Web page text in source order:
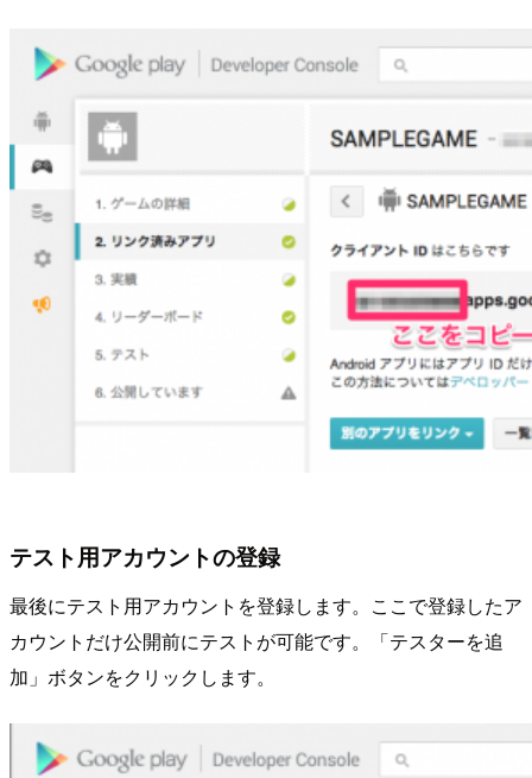
テスト用アカウントの登録
最後にテスト用アカウントを登録します。ここで登録したア
カウントだけ公開前にテストが可能です。「テスターを追
加」ボタンをクリックします。